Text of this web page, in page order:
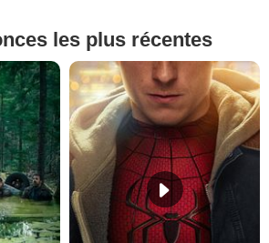
les plus récentes